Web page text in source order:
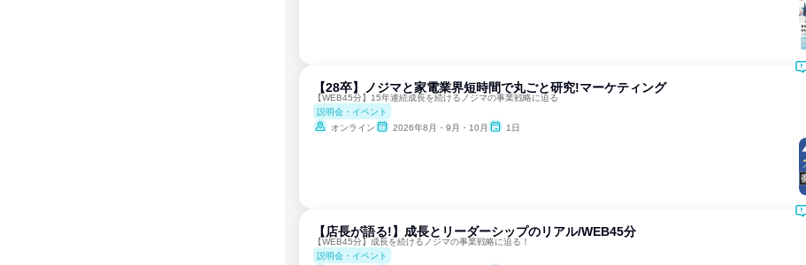
【28卒】ノジマと家電業界短時間で丸ごと研究!マーケティング
【WEB45分】15年連続成長を続けるノジマの事業戦略に迫る
説明会・イベント
オンライン
2026年8月・9月・10月 1日
【店長が語る!】成長とリーダーシップのリアル/WEB45分
【WEB45分】成長を続けるノジマの事業戦略に迫る！
説明会・イベント